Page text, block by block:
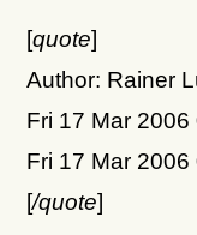
[quote]
Author: Rainer
Fri 17 Mar
Fri 17 Mar
[/quote]